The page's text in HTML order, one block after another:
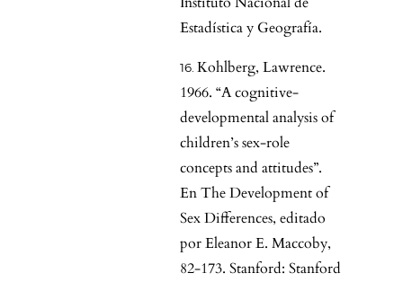
Estadística y Geografía.
Kohlberg, Lawrence.
1966. “A cognitive-
developmental analysis of
children’s sex-role
concepts and attitudes”.
En The Development of
Sex Differences, editado
por Eleanor E. Maccoby,
82-173. Stanford: Stanford